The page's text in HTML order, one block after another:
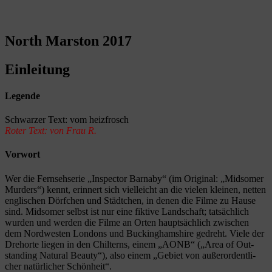
North Marston 2017
Einleitung
Legende
Schwar­zer Text: vom heizfrosch
Roter Text: von Frau R.
Vorwort
Wer die Fern­seh­se­rie „Inspec­tor Barnaby“ (im Ori­gi­nal: „Mid­so­mer
Mur­ders“) kennt, erin­nert sich viel­leicht an die vie­len klei­nen, net­ten
eng­li­schen Dörf­chen und Städt­chen, in denen die Filme zu Hause
sind. Mid­so­mer selbst ist nur eine fik­tive Land­schaft; tat­säch­lich
wur­den und wer­den die Filme an Orten haupt­säch­lich zwi­schen
dem Nord­wes­ten Lon­dons und Buck­ing­ham­shire gedreht. Viele der
Dreh­orte lie­gen in den Chil­terns, einem „AONB“ („Area of Out­
stan­ding Natu­ral Beauty“), also einem „Gebiet von außer­or­dent­li­
cher natür­li­cher Schönheit“.